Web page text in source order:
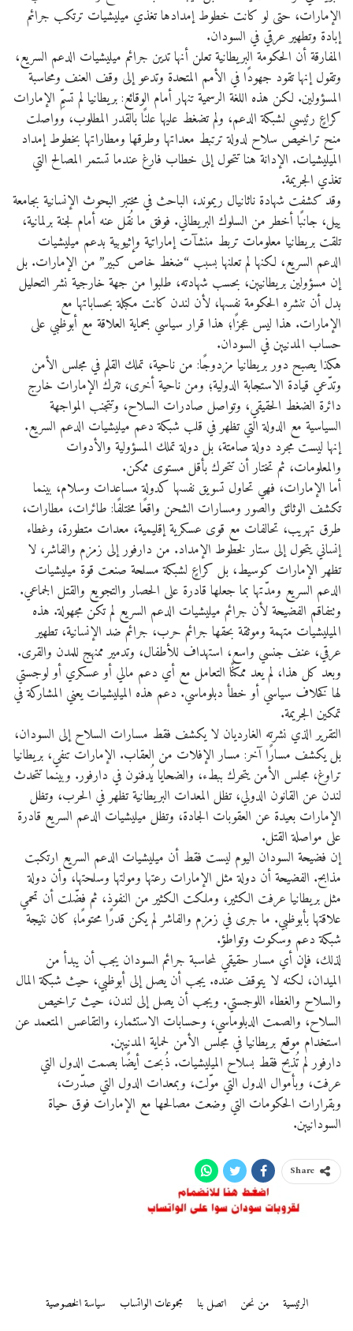
الإمارات، حتى لو كانت خطوط إمدادها تغذي ميليشيات ترتكب جرائم
إبادة وتطهير عرقي في السودان.
المفارقة أن الحكومة البريطانية تعلن أنها تدين جرائم ميليشيات الدعم السريع،
وتقول إنها تقود جهودًا في الأمم المتحدة وتدعو إلى وقف العنف ومحاسبة
المسؤولين. لكن هذه اللغة الرسمية تنهار أمام الوقائع: بريطانيا لم تسمِّ الإمارات
كراعٍ رئيسي لشبكة الدعم، ولم تضغط عليها علنًا بالقدر المطلوب، وواصلت
منح تراخيص سلاح لدولة ترتبط معداتها وطرقها ومطاراتها بخطوط إمداد
الميليشيات. الإدانة هنا تتحول إلى خطاب فارغ عندما تستمر المصالح التي
تغذي الجريمة.
وقد كشفت شهادة ناثانيال ريموند، الباحث في مختبر البحوث الإنسانية بجامعة
ييل، جانبًا أخطر من السلوك البريطاني. فوفق ما نُقل عنه أمام لجنة برلمانية،
تلقت بريطانيا معلومات تربط منشآت إماراتية وإثيوبية بدعم ميليشيات
الدعم السريع، لكنها لم تعلنها بسبب “ضغط خاص كبير” من الإمارات. بل
إن مسؤولين بريطانيين، بحسب شهادته، طلبوا من جهة خارجية نشر التحليل
بدل أن تنشره الحكومة نفسها، لأن لندن كانت مكبلة بحساباتها مع
الإمارات. هذا ليس عجزًا؛ هذا قرار سياسي بحماية العلاقة مع أبوظبي على
حساب المدنيين في السودان.
هكذا يصبح دور بريطانيا مزدوجًا: من ناحية، تملك القلم في مجلس الأمن
وتدّعي قيادة الاستجابة الدولية؛ ومن ناحية أخرى، تترك الإمارات خارج
دائرة الضغط الحقيقي، وتواصل صادرات السلاح، وتتجنب المواجهة
السياسية مع الدولة التي تظهر في قلب شبكة دعم ميليشيات الدعم السريع.
إنها ليست مجرد دولة صامتة، بل دولة تملك المسؤولية والأدوات
والمعلومات، ثم تختار أن تتحرك بأقل مستوى ممكن.
أما الإمارات، فهي تحاول تسويق نفسها كدولة مساعدات وسلام، بينما
تكشف الوثائق والصور ومسارات الشحن واقعًا مختلفًا: طائرات، مطارات،
طرق تهريب، تحالفات مع قوى عسكرية إقليمية، معدات متطورة، وغطاء
إنساني يتحول إلى ستار لخطوط الإمداد. من دارفور إلى زمزم والفاشر، لا
تظهر الإمارات كوسيط، بل كراعٍ لشبكة مسلحة صنعت قوة ميليشيات
الدعم السريع ومدّتها بما جعلها قادرة على الحصار والتجويع والقتل الجماعي.
وتتفاقم الفضيحة لأن جرائم ميليشيات الدعم السريع لم تكن مجهولة. هذه
الميليشيات متهمة وموثقة بحقها جرائم حرب، جرائم ضد الإنسانية، تطهير
عرقي، عنف جنسي واسع، استهداف للأطفال، وتدمير ممنهج للمدن والقرى.
وبعد كل هذا، لم يعد ممكنًا التعامل مع أي دعم مالي أو عسكري أو لوجستي
لها كخلاف سياسي أو خطأ دبلوماسي. دعم هذه الميليشيات يعني المشاركة في
تمكين الجريمة.
التقرير الذي نشرته الغارديان لا يكشف فقط مسارات السلاح إلى السودان،
بل يكشف مسارًا آخر: مسار الإفلات من العقاب. الإمارات تنفي، بريطانيا
تراوغ، مجلس الأمن يتحرك ببطء، والضحايا يُدفنون في دارفور. وبينما تتحدث
لندن عن القانون الدولي، تظل المعدات البريطانية تظهر في الحرب، وتظل
الإمارات بعيدة عن العقوبات الجادة، وتظل ميليشيات الدعم السريع قادرة
على مواصلة القتل.
إن فضيحة السودان اليوم ليست فقط أن ميليشيات الدعم السريع ارتكبت
مذابح. الفضيحة أن دولة مثل الإمارات رعتها ومولتها وسلحتها، وأن دولة
مثل بريطانيا عرفت الكثير، وملكت الكثير من النفوذ، ثم فضّلت أن تحمي
علاقتها بأبوظبي. ما جرى في زمزم والفاشر لم يكن قدرًا محتومًا؛ كان نتيجة
شبكة دعم وسكوت وتواطؤ.
لذلك، فإن أي مسار حقيقي لمحاسبة جرائم السودان يجب أن يبدأ من
الميدان، لكنه لا يتوقف عنده. يجب أن يصل إلى أبوظبي، حيث شبكة المال
والسلاح والغطاء اللوجستي. ويجب أن يصل إلى لندن، حيث تراخيص
السلاح، والصمت الدبلوماسي، وحسابات الاستثمار، والتقاعس المتعمد عن
استخدام موقع بريطانيا في مجلس الأمن لحماية المدنيين.
دارفور لم تُذبح فقط بسلاح الميليشيات. ذُبحت أيضًا بصمت الدول التي
عرفت، وبأموال الدول التي موّلت، وبمعدات الدول التي صدّرت،
وبقرارات الحكومات التي وضعت مصالحها مع الإمارات فوق حياة
السودانيين.
Share
الرئيسية من نحن اتصل بنا مجموعات الواتساب سياسة الخصوصية